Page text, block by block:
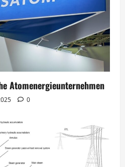
Atomenergieunternehmen
0